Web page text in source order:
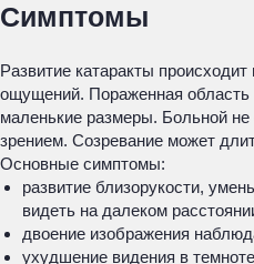
Симптомы
Развитие катаракты
ощущений. Пораженная область
маленькие размеры. Больной
зрением. Созревание может
Основные симптомы:
развитие близорукости,
видеть на далеком
двоение изображения
ухудшение видения в